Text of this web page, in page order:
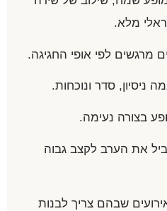
מלא.
לפי אופי החגיגה.
סדר ונוכחות.
בצורה נעימה.
את הערב לקצב גבוה
שבהם צריך לבנות